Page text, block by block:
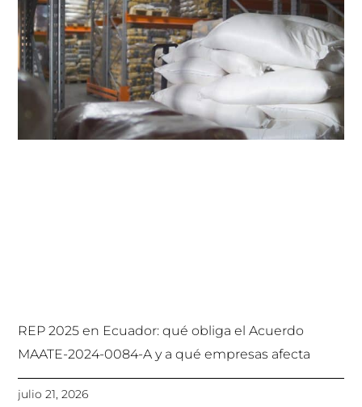
REP 2025 en Ecuador: qué obliga el Acuerdo
MAATE-2024-0084-A y a qué empresas afecta
julio 21, 2026